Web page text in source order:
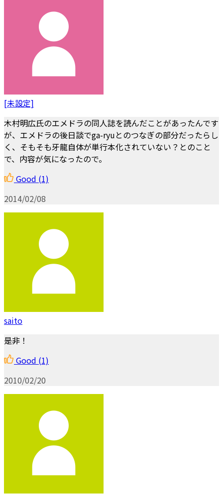
[未設定]
木村明広氏のエメドラの同人誌を読んだことがあったんです
が、エメドラの後日談でga-ryuとのつなぎの部分だったらし
く、そもそも牙龍自体が単行本化されていない？とのこと
で、内容が気になったので。
Good (1)
2014/02/08
saito
是非！
Good (1)
2010/02/20